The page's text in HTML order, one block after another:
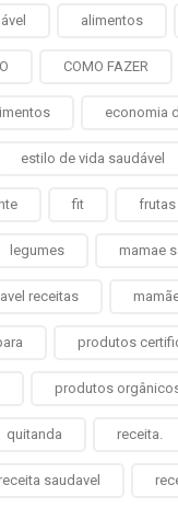
alimentos
COMO FAZER
economia
estilo de vida saudável
fit frutas
legumes mamae
receitas
produtos
produtos
quitanda receita.
saudavel